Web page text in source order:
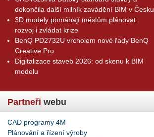
dokončila další milník zavádění BIM v Česku
3D modely pomáhají městům plánovat
rozvoj i zvládat krize
BenQ PD2732U vrcholem nové řady BenQ
Creative Pro
Digitalizace staveb 2026: od skenu k BIM
modelu
Partneři webu
CAD programy 4M
Plánování a řízení výroby